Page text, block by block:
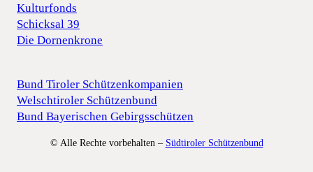
Kulturfonds
Schicksal 39
Die Dornenkrone
Bund Tiroler Schützenkompanien
Welschtiroler Schützenbund
Bund Bayerischen Gebirgsschützen
© Alle Rechte vorbehalten – Südtiroler Schützenbund